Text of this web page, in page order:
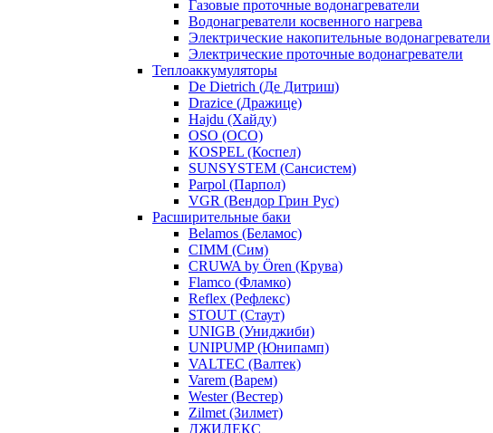
Газовые проточные водонагреватели
Водонагреватели косвенного нагрева
Электрические накопительные водонагреватели
Электрические проточные водонагреватели
Теплоаккумуляторы
De Dietrich (Де Дитриш)
Drazice (Дражице)
Hajdu (Хайду)
OSO (ОСО)
KOSPEL (Коспел)
SUNSYSTEM (Сансистем)
Parpol (Парпол)
VGR (Вендор Грин Рус)
Расширительные баки
Belamos (Беламос)
CIMM (Сим)
CRUWA by Ören (Крува)
Flamco (Фламко)
Reflex (Рефлекс)
STOUT (Стаут)
UNIGB (Униджиби)
UNIPUMP (Юнипамп)
VALTEC (Валтек)
Varem (Варем)
Wester (Вестер)
Zilmet (Зилмет)
ДЖИЛЕКС